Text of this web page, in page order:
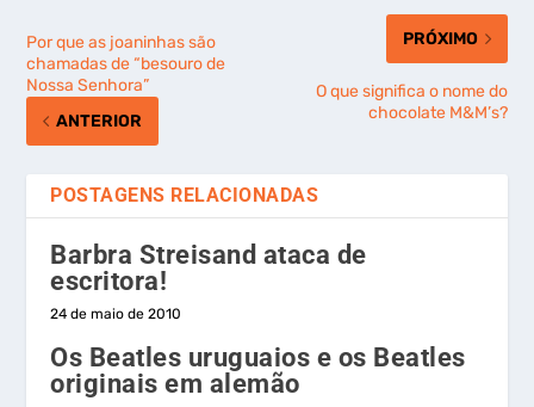
Por que as joaninhas são
chamadas de “besouro de
Nossa Senhora”
ANTERIOR
PRÓXIMO
O que significa o nome do
chocolate M&M’s?
POSTAGENS RELACIONADAS
Barbra Streisand ataca de
escritora!
24 de maio de 2010
Os Beatles uruguaios e os Beatles
originais em alemão